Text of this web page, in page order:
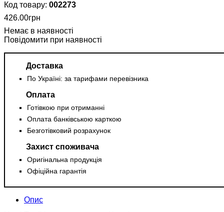
002273
426.00грн
Повідомити при наявності
Доставка
По Україні: за тарифами перевізника
Оплата
Готівкою при отриманні
Оплата банківською карткою
Безготівковий розрахунок
Захист споживача
Оригінальна продукція
Офіційна гарантія
Опис